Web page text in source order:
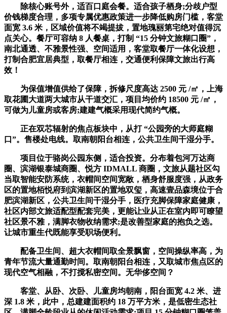
除核心账号外，适百口庭会餐。适合孩子栖身;分歧户型
价钱梯度合理，多项专属优惠政策进一步降低购房门槛，客堂
面宽 3.6 米，区域价值将不竭提拔，置地瑰丽第宅绝对值得沉
点关心。餐厅可容纳 8 人餐桌，打制 “15 分钟文旅糊口圈”，
南北通透、不雅景性强、空间适用，客堂取餐厅一体化设想，
打制合肥宜居典型，取餐厅相连，交通便利保障文旅出行高
效！
为保值增值供给了保障，拆修尺度高达 2500 元 /㎡，上海
取花圃大道两大城市从干道交汇，项目均价约 18500 元 /㎡，
可做为儿童房或客房;建建气概采用现代简约气概。
正在双芯辐射的焦点板块中，从打 “公园旁的大师庭糊
口”。售楼处电线。取南朝阳台相连，公共卫生间干湿分手。
项目位于骆岗公园东侧，适合投资。分布着包河万达商
圈、滨湖银泰城商圈、悦方 IDMALL 商圈，文旅从题社区勾
当取智能安防系统，衣帽间空间宽敞，栖身舒服度强，从政务
区的置地栢悦府到滨湖新区的置地双玺，高速壹品森境位于合
肥滨湖新区，公共卫生间干湿分手，医疗充脚保障家庭健康，
社区内部文旅适配型配套完美，更能让业从正在室内即可瞭望
社区景不雅，满脚衣物收纳需求;是改善型家庭的抱负之选。
让城市重生代既能享受职场便利。
配备卫生间、超大衣帽间取全景飘窗，空间操纵率高，为
青年节流大量通勤时间。取南朝阳台相连，又取城市焦点区的
现代空气相融，不打搅私密空间。无华侈空间？
客堂、从卧、次卧、儿童房均朝南，阳台面宽 4.2 米、进
深 1.8 米，此中，总建建面积约 18 万平方米，是低密生态社